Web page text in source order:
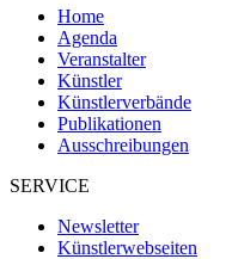
Home
Agenda
Veranstalter
Künstler
Künstlerverbände
Publikationen
Ausschreibungen
SERVICE
Newsletter
Künstlerwebseiten